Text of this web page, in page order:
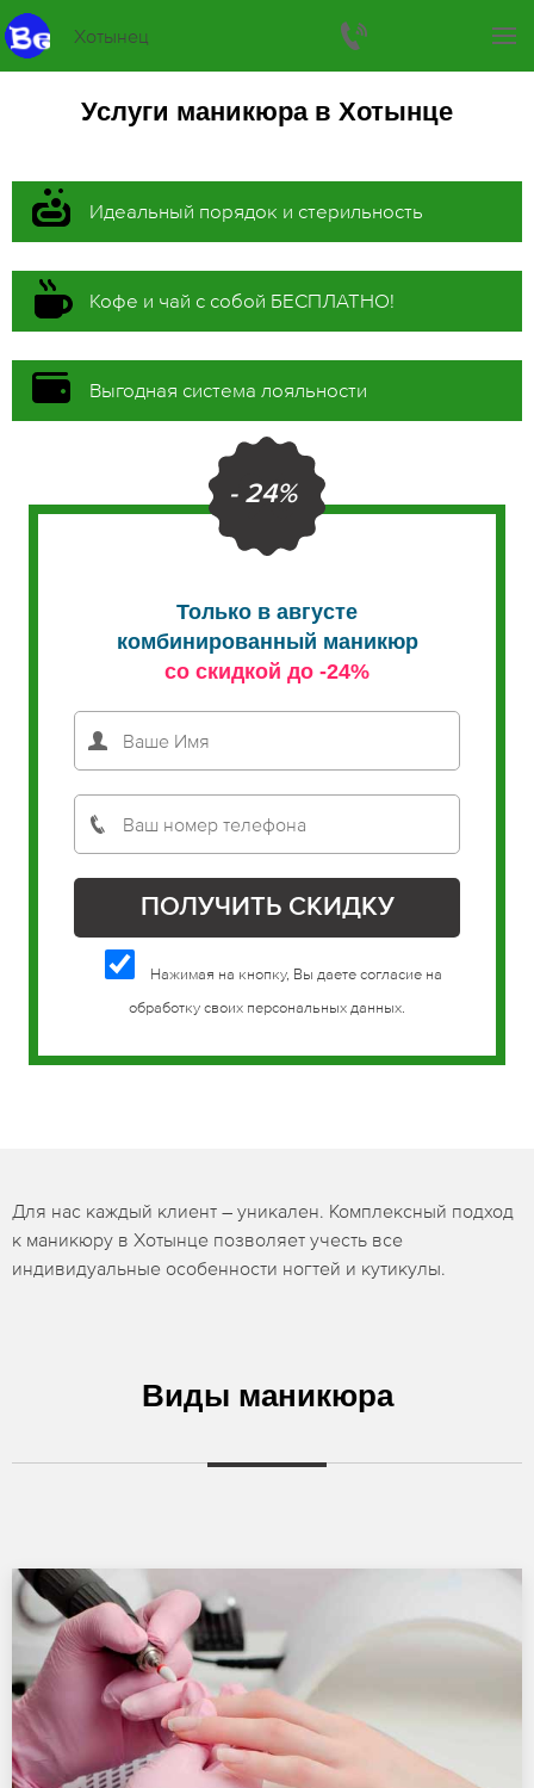
Хотынец
Услуги маникюра в Хотынце
Идеальный порядок и стерильность
Кофе и чай с собой БЕСПЛАТНО!
Выгодная система лояльности
- 24%
Только в августе
комбинированный маникюр
со скидкой до -24%
Нажимая на кнопку, Вы даете согласие на
обработку своих персональных данных.
Для нас каждый клиент – уникален. Комплексный подход
к маникюру в Хотынце позволяет учесть все
индивидуальные особенности ногтей и кутикулы.
Виды маникюра